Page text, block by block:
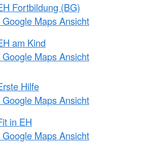
Fortbildung (BG)
Maps Ansicht
am Kind
Maps Ansicht
Hilfe
Maps Ansicht
in EH
Maps Ansicht